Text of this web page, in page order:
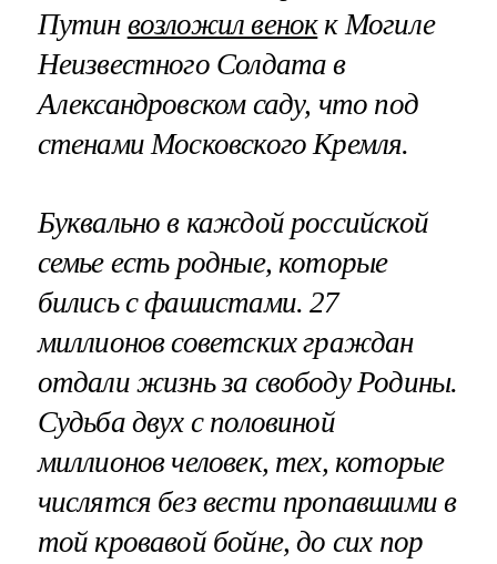
Путин возложил венокк Могиле
Неизвестного Солдата в
Александровском саду, что под
стенами Московского Кремля.
Буквально в каждой российской
семье есть родные, которые
бились с фашистами. 27
миллионов советских граждан
отдали жизнь за свободу Родины.
Судьба двух с половиной
миллионов человек, тех, которые
числятся без вести пропавшими в
той кровавой бойне, до сих пор